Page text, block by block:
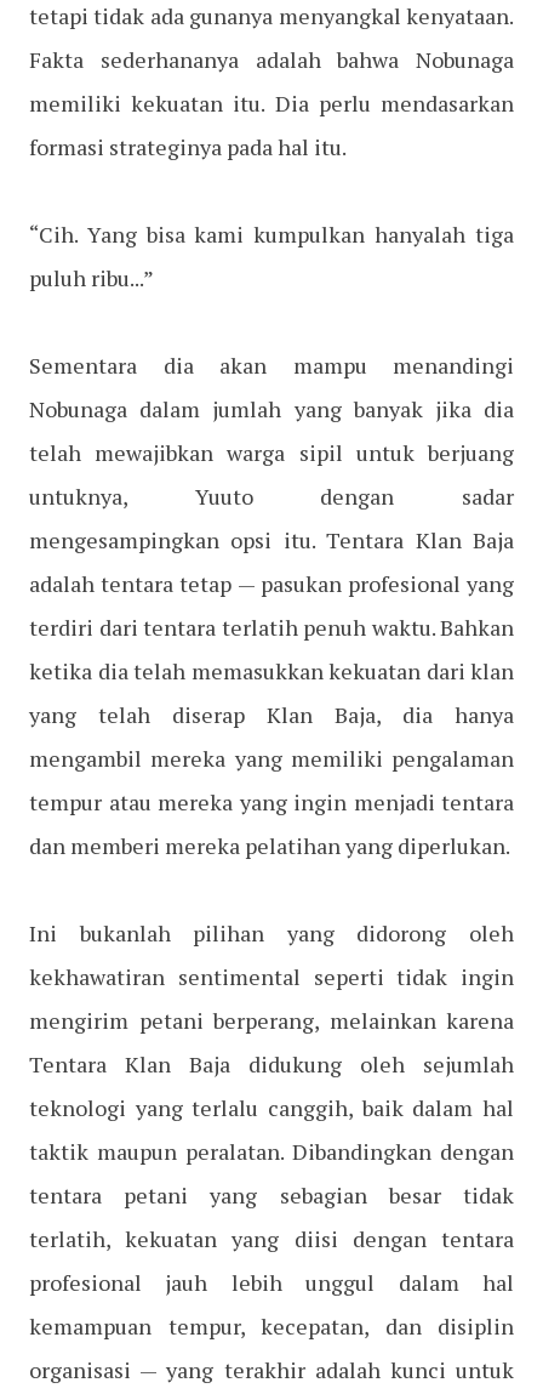
tetapi tidak ada gunanya menyangkal kenyataan.
Fakta sederhananya adalah bahwa Nobunaga
memiliki kekuatan itu. Dia perlu mendasarkan
formasi strateginya pada hal itu.
“Cih. Yang bisa kami kumpulkan hanyalah tiga
puluh ribu...”
Sementara dia akan mampu menandingi
Nobunaga dalam jumlah yang banyak jika dia
telah mewajibkan warga sipil untuk berjuang
untuknya, Yuuto dengan sadar
mengesampingkan opsi itu. Tentara Klan Baja
adalah tentara tetap — pasukan profesional yang
terdiri dari tentara terlatih penuh waktu. Bahkan
ketika dia telah memasukkan kekuatan dari klan
yang telah diserap Klan Baja, dia hanya
mengambil mereka yang memiliki pengalaman
tempur atau mereka yang ingin menjadi tentara
dan memberi mereka pelatihan yang diperlukan.
Ini bukanlah pilihan yang didorong oleh
kekhawatiran sentimental seperti tidak ingin
mengirim petani berperang, melainkan karena
Tentara Klan Baja didukung oleh sejumlah
teknologi yang terlalu canggih, baik dalam hal
taktik maupun peralatan. Dibandingkan dengan
tentara petani yang sebagian besar tidak
terlatih, kekuatan yang diisi dengan tentara
profesional jauh lebih unggul dalam hal
kemampuan tempur, kecepatan, dan disiplin
organisasi — yang terakhir adalah kunci untuk